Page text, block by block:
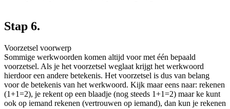
Stap 6.
Voorzetsel voorwerp
Sommige werkwoorden komen altijd voor met één bepaald
voorzetsel. Als je het voorzetsel weglaat krijgt het werkwoord
hierdoor een andere betekenis. Het voorzetsel is dus van belang
voor de betekenis van het werkwoord. Kijk maar eens naar: rekenen
(1+1=2), je rekent op een blaadje (nog steeds 1+1=2) maar ke kunt
ook op iemand rekenen (vertrouwen op iemand), dan kun je rekenen